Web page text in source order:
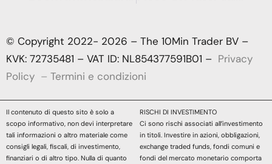
© Copyright 2022- 2026 – The 10Min Trader BV –
KVK: 72735481 – VAT ID: NL854377591B01 – Privacy
Policy – Termini e condizioni
Il contenuto di questo sito è solo a
scopo informativo, non devi interpretare
tali informazioni o altro materiale come
consigli legali, fiscali, di investimento,
finanziari o di altro tipo. Nulla di quanto
RISCHI DI INVESTIMENTO
Ci sono rischi associati all’investimento
in titoli. Investire in azioni, obbligazioni,
exchange traded funds, fondi comuni e
fondi del mercato monetario comporta